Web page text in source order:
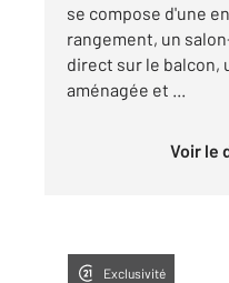
se compose d'une
rangement, un
direct sur le balcon,
aménagée et ...
Voir
Exclusivité